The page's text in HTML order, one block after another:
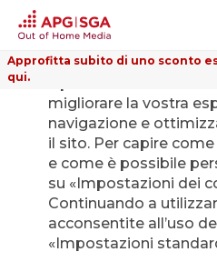
Approfitta subito di uno sconto
qui.
migliorare la vostra
navigazione e
il sito. Per capire
e come è possibile
su «Impostazioni dei
Continuando a
acconsentite all’uso
«Impostazioni